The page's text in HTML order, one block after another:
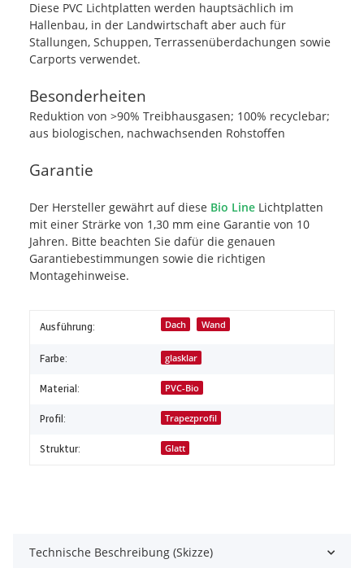
Diese PVC Lichtplatten werden hauptsächlich im
Hallenbau, in der Landwirtschaft aber auch für
Stallungen, Schuppen, Terrassenüberdachungen sowie
Carports verwendet.
Besonderheiten
Reduktion von >90% Treibhausgasen; 100% recyclebar;
aus biologischen, nachwachsenden Rohstoffen
Garantie
Der Hersteller gewährt auf diese Bio Line Lichtplatten
mit einer Strärke von 1,30 mm eine Garantie von 10
Jahren. Bitte beachten Sie dafür die genauen
Garantiebestimmungen sowie die richtigen
Montagehinweise.
Ausführung: Dach Wand
Farbe: glasklar
Material: PVC-Bio
Profil: Trapezprofil
Struktur: Glatt
Technische Beschreibung (Skizze)